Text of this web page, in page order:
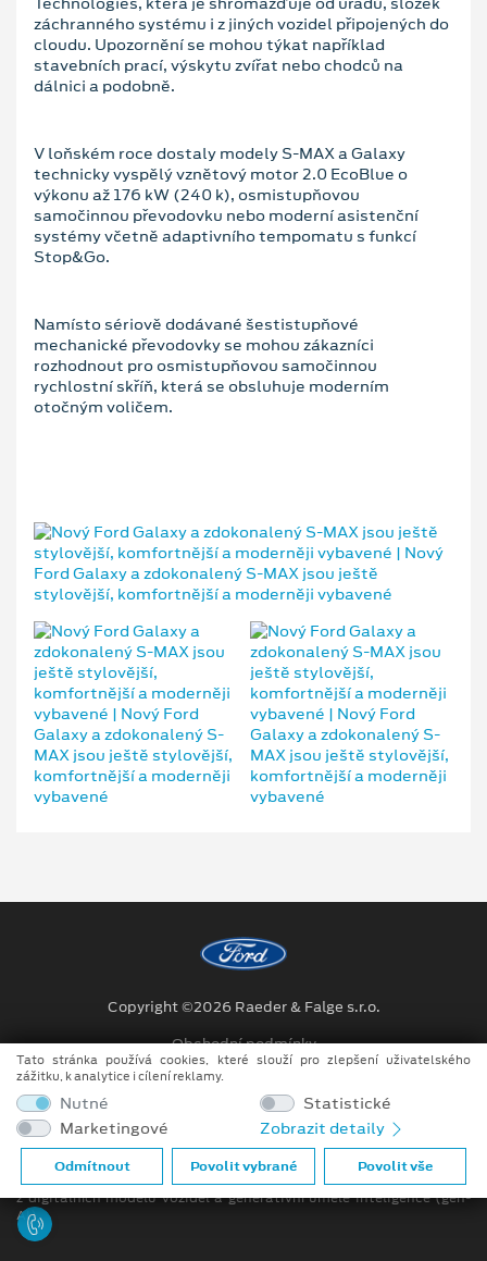
záchranného systému i z jiných vozidel připojených do
cloudu. Upozornění se mohou týkat například
stavebních prací, výskytu zvířat nebo chodců na
dálnici a podobně.
V loňském roce dostaly modely S-MAX a Galaxy
technicky vyspělý vznětový motor 2.0 EcoBlue o
výkonu až 176 kW (240 k), osmistupňovou
samočinnou převodovku nebo moderní asistenční
systémy včetně adaptivního tempomatu s funkcí
Stop&Go.
Namísto sériově dodávané šestistupňové
mechanické převodovky se mohou zákazníci
rozhodnout pro osmistupňovou samočinnou
rychlostní skříň, která se obsluhuje moderním
otočným voličem.
Copyright ©2026 Raeder & Falge s.r.o.
Obchodní podmínky
Ochrana osobních údajů
Prohlášení o zpracování údajů konečných zákazníků
Při tvorbě videí a obrázků na tomto webu je využíváno kombinace
tradičních fotografií či videí, počítačem generovaných snímků (CGI)
z digitálních modelů vozidel a generativní umělé inteligence (gen-
AI).
Tato stránka používá cookies, které slouží pro zlepšení uživatelského
zážitku, k analytice i cílení reklamy.
Nutné
Statistické
Marketingové
Zobrazit detaily
Odmítnout Povolit vybrané Povolit vše